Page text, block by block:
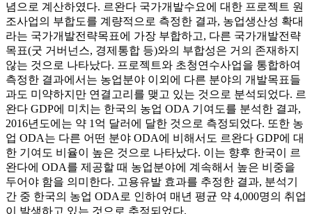
념으로 계산하였다. 르완다 국가개발수요에 대한 프로젝트 원
조사업의 부합도를 계량적으로 측정한 결과, 농업생산성 확대
라는 국가개발전략목표에 가장 부합하고, 다른 국가개발전략
목표(굿 거버넌스, 경제통합 등)와의 부합성은 거의 존재하지
않는 것으로 나타났다. 프로젝트와 초청연수사업을 통합하여
측정한 결과에서는 농업분야 이외에 다른 분야의 개발목표들
과도 미약하지만 연결고리를 맺고 있는 것으로 분석되었다. 르
완다 GDP에 미치는 한국의 농업 ODA 기여도를 분석한 결과,
2016년도에는 약 1억 달러에 달한 것으로 측정되었다. 또한 농
업 ODA는 다른 어떤 분야 ODA에 비해서도 르완다 GDP에 대
한 기여도 비율이 높은 것으로 나타났다. 이는 향후 한국이 르
완다에 ODA를 제공할 때 농업분야에 계속해서 높은 비중을
두어야 함을 의미한다. 고용유발 효과를 추정한 결과, 분석기
간 중 한국의 농업 ODA로 인하여 매년 평균 약 4,000명의 취업
이 발생하고 있는 것으로 추정되었다.